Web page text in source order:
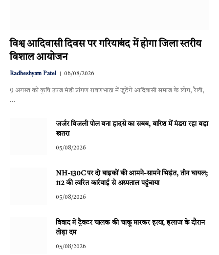
विश्व आदिवासी दिवस पर गरियाबंद में होगा जिला स्तरीय
विशाल आयोजन
Radheshyam Patel 06/08/2026
9 अगस्त को कृषि उपज मंडी प्रांगण रावणभाठा में जुटेंगे आदिवासी समाज के लोग, रैली,
…
जर्जर बिजली पोल बना हादसे का सबब, बारिश में मंडरा रहा बड़ा
खतरा
05/08/2026
NH-130C पर दो बाइकों की आमने-सामने भिड़ंत, तीन घायल;
112 की त्वरित कार्रवाई से अस्पताल पहुंचाया
05/08/2026
विवाद में ट्रैक्टर चालक की चाकू मारकर हत्या, इलाज के दौरान
तोड़ा दम
05/08/2026